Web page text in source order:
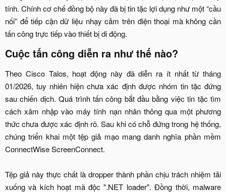
tính. Chính cơ chế đồng bộ này đã bị tin tặc lợi dụng như một “cầu
nối” để tiếp cận dữ liệu nhạy cảm trên điện thoại mà không cần
tấn công trực tiếp vào thiết bị di động.​
Cuộc tấn công diễn ra như thế nào?​
Theo Cisco Talos, hoạt động này đã diễn ra ít nhất từ tháng
01/2026, tuy nhiên hiện chưa xác định được nhóm tin tặc đứng
sau chiến dịch. Quá trình tấn công bắt đầu bằng việc tin tặc tìm
cách xâm nhập vào máy tính nạn nhân thông qua một phương
thức chưa được xác định rõ. Sau khi có chỗ đứng trong hệ thống,
chúng triển khai một tệp giả mạo mang danh nghĩa phần mềm
ConnectWise ScreenConnect.
Tệp giả này thực chất là dropper thành phần chịu trách nhiệm tải
xuống và kích hoạt mã độc ".NET loader". Đồng thời, malware